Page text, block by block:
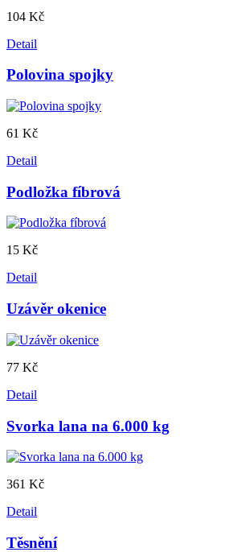
104 Kč
Detail
Polovina spojky
61 Kč
Detail
Podložka fíbrová
15 Kč
Detail
Uzávěr okenice
77 Kč
Detail
Svorka lana na 6.000 kg
361 Kč
Detail
Těsnění